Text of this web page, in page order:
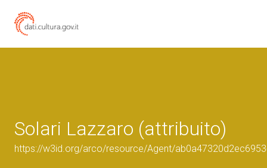
Solari Lazzaro (attribuito)
https://w3id.org/arco/resource/Agent/